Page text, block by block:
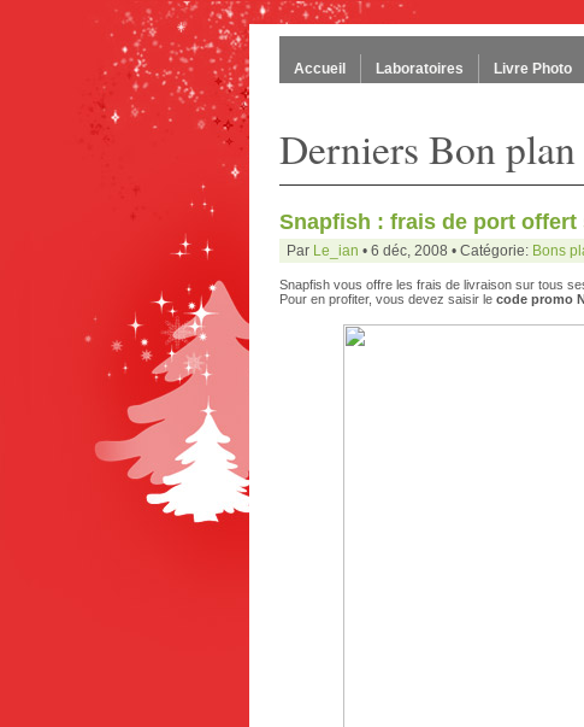
Accueil Laboratoires Livre Photo
Derniers Bon plan
Snapfish : frais de port
Par Le_ian • 6 déc, 2008 • Catégorie: Bons
Snapfish vous offre les frais de livraison sur tous
Pour en profiter, vous devez saisir le code promo